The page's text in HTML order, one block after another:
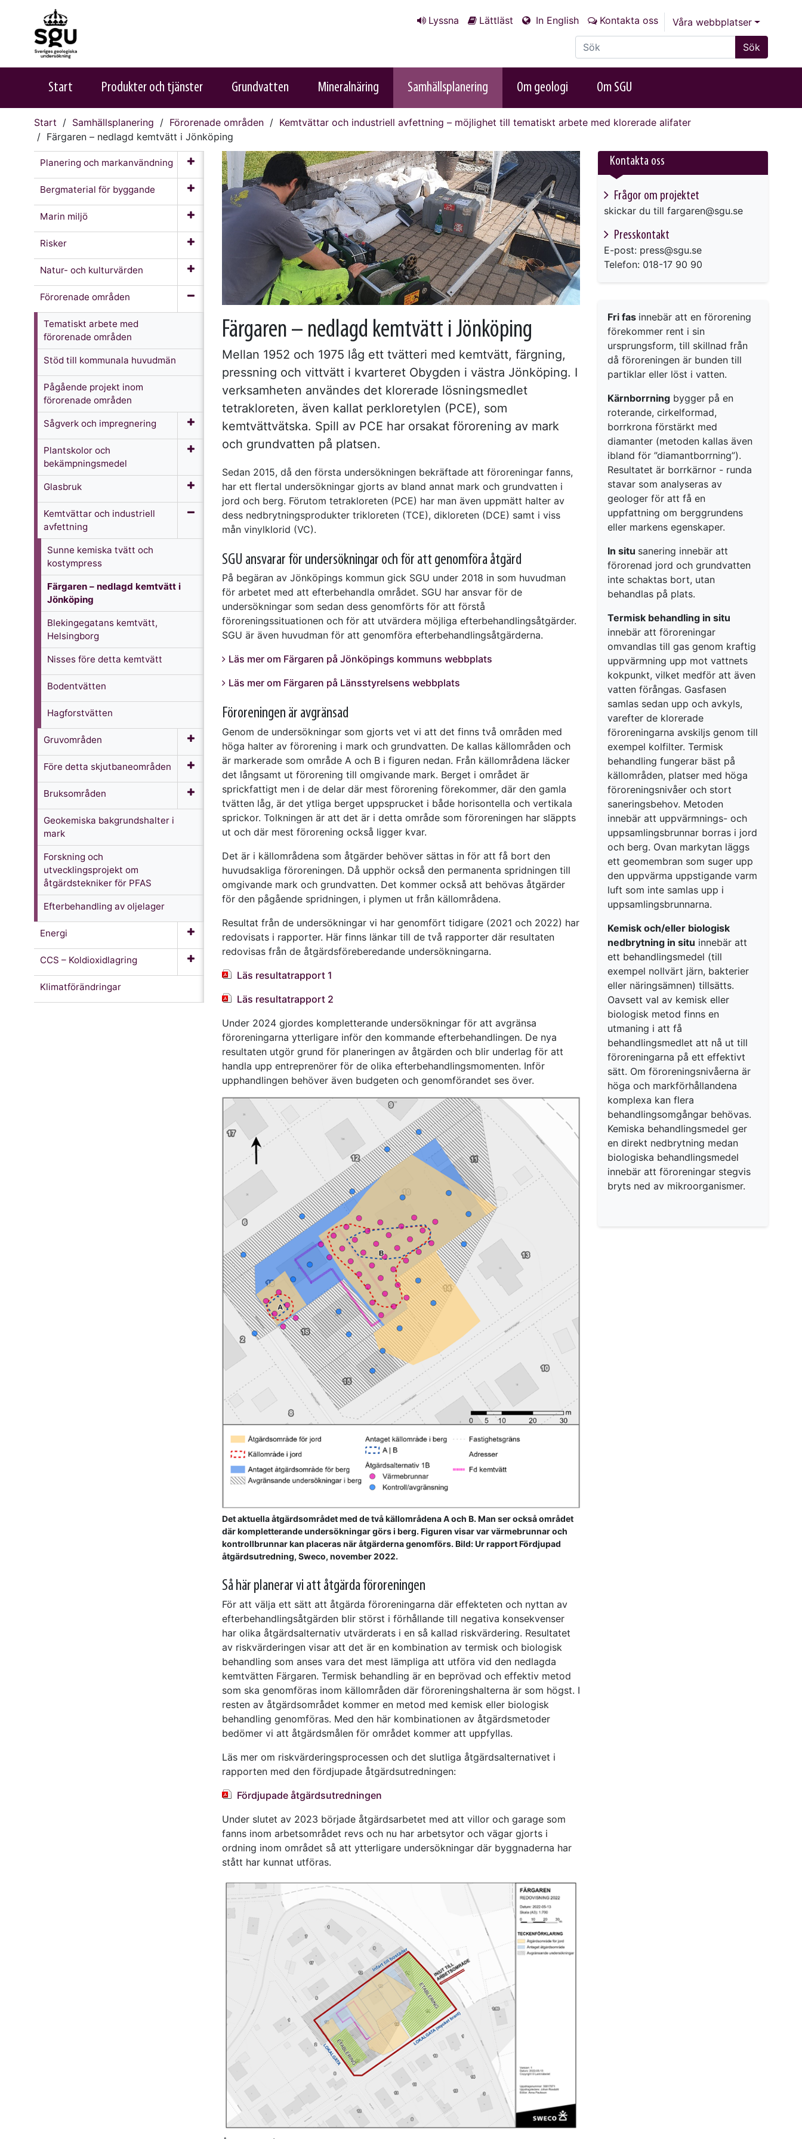
Lyssna Lättläst In English Kontakta oss
Våra webbplatser
Sök på sajten
Sök
Start Produkter och tjänster Grundvatten Mineralnäring Samhällsplanering Om geologi Om SGU
Start Samhällsplanering Förorenade områden
Kemtvättar och industriell avfettning – möjlighet till tematiskt arbete med klorerade alifater
Färgaren – nedlagd kemtvätt i Jönköping
Planering och markanvändning
Bergmaterial för byggande
Marin miljö
Risker
Natur- och kulturvärden
Förorenade områden
Tematiskt arbete med
förorenade områden
Stöd till kommunala huvudmän
Pågående projekt inom
förorenade områden
Sågverk och impregnering
Plantskolor och
bekämpningsmedel
Glasbruk
Kemtvättar och industriell
avfettning
Sunne kemiska tvätt och
kostympress
Färgaren – nedlagd kemtvätt i
Jönköping
Blekingegatans kemtvätt,
Helsingborg
Nisses före detta kemtvätt
Bodentvätten
Hagforstvätten
Gruvområden
Före detta skjutbaneområden
Bruksområden
Geokemiska bakgrundshalter i
mark
Forskning och
utvecklingsprojekt om
åtgärdstekniker för PFAS
Efterbehandling av oljelager
Energi
CCS – Koldioxidlagring
Klimatförändringar
Färgaren – nedlagd kemtvätt i Jönköping
Mellan 1952 och 1975 låg ett tvätteri med kemtvätt, färgning,
pressning och vittvätt i kvarteret Obygden i västra Jönköping. I
verksamheten användes det klorerade lösningsmedlet
tetrakloreten, även kallat perkloretylen (PCE), som
kemtvättvätska. Spill av PCE har orsakat förorening av mark
och grundvatten på platsen.
Sedan 2015, då den första undersökningen bekräftade att föroreningar fanns,
har ett flertal undersökningar gjorts av bland annat mark och grundvatten i
jord och berg. Förutom tetrakloreten (PCE) har man även uppmätt halter av
dess nedbrytningsprodukter trikloreten (TCE), dikloreten (DCE) samt i viss
mån vinylklorid (VC).
SGU ansvarar för undersökningar och för att genomföra åtgärd
På begäran av Jönköpings kommun gick SGU under 2018 in som huvudman
för arbetet med att efterbehandla området. SGU har ansvar för de
undersökningar som sedan dess genomförts för att förstå
föroreningssituationen och för att utvärdera möjliga efterbehandlingsåtgärder.
SGU är även huvudman för att genomföra efterbehandlingsåtgärderna.
Läs mer om Färgaren på Jönköpings kommuns webbplats
Läs mer om Färgaren på Länsstyrelsens webbplats
Föroreningen är avgränsad
Genom de undersökningar som gjorts vet vi att det finns två områden med
höga halter av förorening i mark och grundvatten. De kallas källområden och
är markerade som område A och B i figuren nedan. Från källområdena läcker
det långsamt ut förorening till omgivande mark. Berget i området är
sprickfattigt men i de delar där mest förorening förekommer, där den gamla
tvätten låg, är det ytliga berget uppsprucket i både horisontella och vertikala
sprickor. Tolkningen är att det är i detta område som föroreningen har släppts
ut och där mest förorening också ligger kvar.
Det är i källområdena som åtgärder behöver sättas in för att få bort den
huvudsakliga föroreningen. Då upphör också den permanenta spridningen till
omgivande mark och grundvatten. Det kommer också att behövas åtgärder
för den pågående spridningen, i plymen ut från källområdena.
Resultat från de undersökningar vi har genomfört tidigare (2021 och 2022) har
redovisats i rapporter. Här finns länkar till de två rapporter där resultaten
redovisas från de åtgärdsföreberedande undersökningarna.
Läs resultatrapport 1
Läs resultatrapport 2
Under 2024 gjordes kompletterande undersökningar för att avgränsa
föroreningarna ytterligare inför den kommande efterbehandlingen. De nya
resultaten utgör grund för planeringen av åtgärden och blir underlag för att
handla upp entreprenörer för de olika efterbehandlingsmomenten. Inför
upphandlingen behöver även budgeten och genomförandet ses över.
Det aktuella åtgärdsområdet med de två källområdena A och B. Man ser också området
där kompletterande undersökningar görs i berg. Figuren visar var värmebrunnar och
kontrollbrunnar kan placeras när åtgärderna genomförs. Bild: Ur rapport Fördjupad
åtgärdsutredning, Sweco, november 2022.
Så här planerar vi att åtgärda föroreningen
För att välja ett sätt att åtgärda föroreningarna där effekteten och nyttan av
efterbehandlingsåtgärden blir störst i förhållande till negativa konsekvenser
har olika åtgärdsalternativ utvärderats i en så kallad riskvärdering. Resultatet
av riskvärderingen visar att det är en kombination av termisk och biologisk
behandling som anses vara det mest lämpliga att utföra vid den nedlagda
kemtvätten Färgaren. Termisk behandling är en beprövad och effektiv metod
som ska genomföras inom källområden där föroreningshalterna är som högst. I
resten av åtgärdsområdet kommer en metod med kemisk eller biologisk
behandling genomföras. Med den här kombinationen av åtgärdsmetoder
bedömer vi att åtgärdsmålen för området kommer att uppfyllas.
Läs mer om riskvärderingsprocessen och det slutliga åtgärdsalternativet i
rapporten med den fördjupade åtgärdsutredningen:
Fördjupade åtgärdsutredningen
Under slutet av 2023 började åtgärdsarbetet med att villor och garage som
fanns inom arbetsområdet revs och nu har arbetsytor och vägar gjorts i
ordning inom området så att ytterligare undersökningar där byggnaderna har
stått har kunnat utföras.
Kontakta oss
Frågor om projektet
skickar du till fargaren@sgu.se
Presskontakt
E-post: press@sgu.se
Telefon: 018-17 90 90
Fri fas innebär att en förorening
förekommer rent i sin
ursprungsform, till skillnad från
då föroreningen är bunden till
partiklar eller löst i vatten.
Kärnborrning bygger på en
roterande, cirkelformad,
borrkrona förstärkt med
diamanter (metoden kallas även
ibland för ”diamantborrning”).
Resultatet är borrkärnor - runda
stavar som analyseras av
geologer för att få en
uppfattning om berggrundens
eller markens egenskaper.
In situ sanering innebär att
förorenad jord och grundvatten
inte schaktas bort, utan
behandlas på plats.
Termisk behandling in situ
innebär att föroreningar
omvandlas till gas genom kraftig
uppvärmning upp mot vattnets
kokpunkt, vilket medför att även
vatten förångas. Gasfasen
samlas sedan upp och avkyls,
varefter de klorerade
föroreningarna avskiljs genom till
exempel kolfilter. Termisk
behandling fungerar bäst på
källområden, platser med höga
föroreningsnivåer och stort
saneringsbehov. Metoden
innebär att uppvärmnings- och
uppsamlingsbrunnar borras i jord
och berg. Ovan markytan läggs
ett geomembran som suger upp
den uppvärma uppstigande varm
luft som inte samlas upp i
uppsamlingsbrunnarna.
Kemisk och/eller biologisk
nedbrytning in situ innebär att
ett behandlingsmedel (till
exempel nollvärt järn, bakterier
eller näringsämnen) tillsätts.
Oavsett val av kemisk eller
biologisk metod finns en
utmaning i att få
behandlingsmedlet att nå ut till
föroreningarna på ett effektivt
sätt. Om föroreningsnivåerna är
höga och markförhållandena
komplexa kan flera
behandlingsomgångar behövas.
Kemiska behandlingsmedel ger
en direkt nedbrytning medan
biologiska behandlingsmedel
innebär att föroreningar stegvis
bryts ned av mikroorganismer.